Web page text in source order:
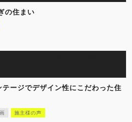
の住まい
ージでデザイン性にこだわった住
施主様の声